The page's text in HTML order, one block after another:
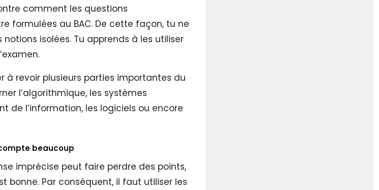
comment les questions
formulées au BAC. De cette façon, tu ne
isolées. Tu apprends à les utiliser
à revoir plusieurs parties importantes du
l’algorithmique, les systèmes
de l’information, les logiciels ou encore
beaucoup
imprécise peut faire perdre des points,
bonne. Par conséquent, il faut utiliser les